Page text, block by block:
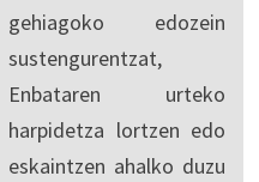
gehiagoko edozein
sustengurentzat,
Enbataren urteko
harpidetza lortzen edo
eskaintzen ahalko duzu